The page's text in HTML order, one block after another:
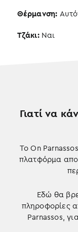
Θέρμανση:
Τζάκι: Ναι
Γιατί να
Το On
πλατφόρμα
Εδώ θα
πληροφορίες
Parnassos,